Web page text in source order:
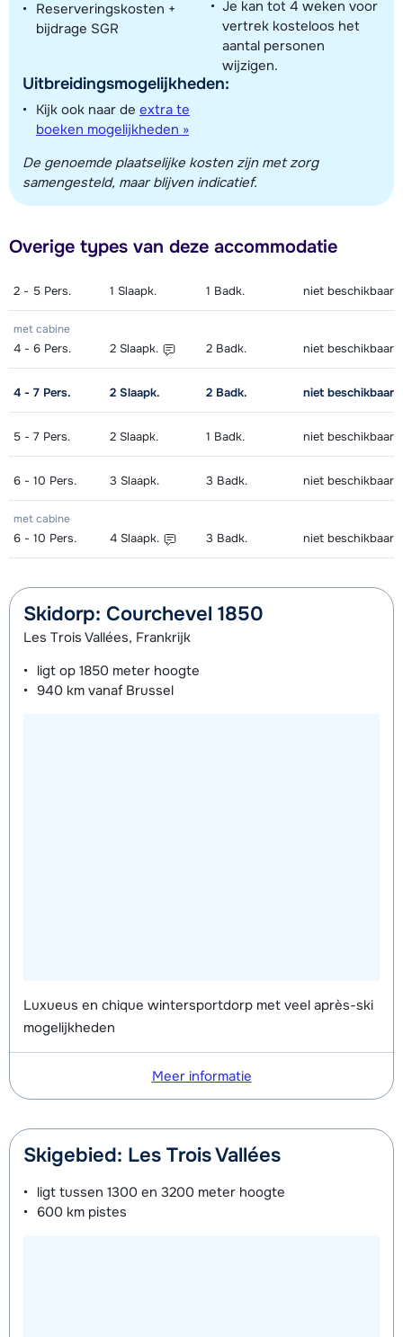
Reserveringskosten +
bijdrage SGR
Uitbreidingsmogelijkheden:
Kijk ook naar de extra te
boeken mogelijkheden »
Je kan tot 4 weken voor
vertrek kosteloos het
aantal personen
wijzigen.
De genoemde plaatselijke kosten zijn met zorg
samengesteld, maar blijven indicatief.
Overige types van deze accommodatie
2 - 5 Pers. 1 Slaapk. 1 Badk. niet beschikbaar
met cabine
4 - 6 Pers. 2 Slaapk. 2 Badk. niet beschikbaar
4 - 7 Pers. 2 Slaapk. 2 Badk. niet beschikbaar
5 - 7 Pers. 2 Slaapk. 1 Badk. niet beschikbaar
6 - 10 Pers. 3 Slaapk. 3 Badk. niet beschikbaar
met cabine
6 - 10 Pers. 4 Slaapk. 3 Badk. niet beschikbaar
Skidorp: Courchevel 1850
Les Trois Vallées, Frankrijk
ligt op 1850 meter hoogte
940 km vanaf Brussel
Luxueus en chique wintersportdorp met veel après-ski
mogelijkheden
Meer informatie
Skigebied: Les Trois Vallées
ligt tussen 1300 en 3200 meter hoogte
600 km pistes